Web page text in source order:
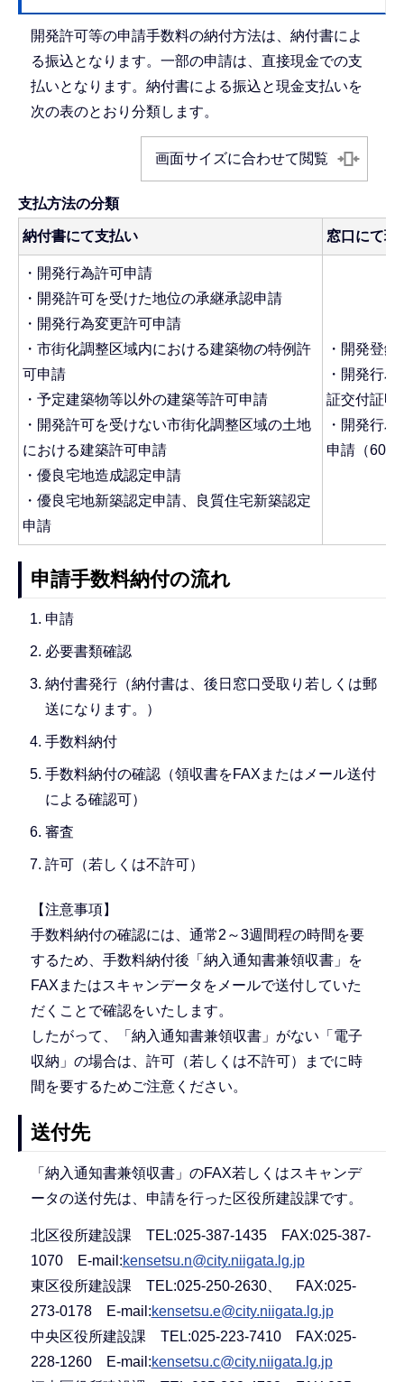
開発許可等の申請手数料の納付方法は、納付書によ
る振込となります。一部の申請は、直接現金での支
払いとなります。納付書による振込と現金支払いを
次の表のとおり分類します。
画面サイズに合わせて閲覧
支払方法の分類
納付書にて支払い 窓口にて現
・開発行為許可申請
・開発許可を受けた地位の承継承認申請
・開発行為変更許可申請
・市街化調整区域内における建築物の特例許
可申請
・予定建築物等以外の建築等許可申請
・開発許可を受けない市街化調整区域の土地
における建築許可申請
・優良宅地造成認定申請
・優良宅地新築認定申請、良質住宅新築認定
申請
・開発登
・開発行
証交付証明
・開発行
申請（60条
申請手数料納付の流れ
申請
必要書類確認
納付書発行（納付書は、後日窓口受取り若しくは郵
送になります。）
手数料納付
手数料納付の確認（領収書をFAXまたはメール送付
による確認可）
審査
許可（若しくは不許可）
【注意事項】
手数料納付の確認には、通常2～3週間程の時間を要
するため、手数料納付後「納入通知書兼領収書」を
FAXまたはスキャンデータをメールで送付していた
だくことで確認をいたします。
したがって、「納入通知書兼領収書」がない「電子
収納」の場合は、許可（若しくは不許可）までに時
間を要するためご注意ください。
送付先
「納入通知書兼領収書」のFAX若しくはスキャンデ
ータの送付先は、申請を行った区役所建設課です。
北区役所建設課 TEL:025-387-1435 FAX:025-387-
1070 E-mail:kensetsu.n@city.niigata.lg.jp
東区役所建設課 TEL:025-250-2630、 FAX:025-
273-0178 E-mail:kensetsu.e@city.niigata.lg.jp
中央区役所建設課 TEL:025-223-7410 FAX:025-
228-1260 E-mail:kensetsu.c@city.niigata.lg.jp